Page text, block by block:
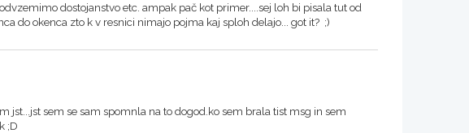
dostojanstvo etc. ampak pač kot primer....sej loh bi pisala tut od
do okenca zto k v resnici nimajo pojma kaj sploh delajo... got it? ;)
jst...jst sem se sam spomnla na to dogod.ko sem brala tist msg in sem
;D